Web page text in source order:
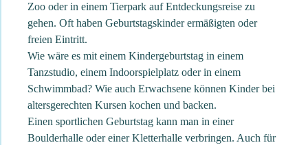
Zoo oder in einem Tierpark auf Entdeckungsreise zu
gehen. Oft haben Geburtstagskinder ermäßigten oder
freien Eintritt.
Wie wäre es mit einem Kindergeburtstag in einem
Tanzstudio, einem Indoorspielplatz oder in einem
Schwimmbad? Wie auch Erwachsene können Kinder bei
altersgerechten Kursen kochen und backen.
Einen sportlichen Geburtstag kann man in einer
Boulderhalle oder einer Kletterhalle verbringen. Auch für